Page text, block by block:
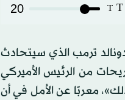
T
T
20
دونالد ترمب الذي سيتحادث
من الرئيس الأميركي
معربًا عن الأمل في أن